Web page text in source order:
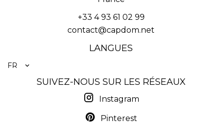
+33 4 93 61 02 99
contact@capdom.net
LANGUES
FR
SUIVEZ-NOUS SUR LES RÉSEAUX
Instagram
Pinterest